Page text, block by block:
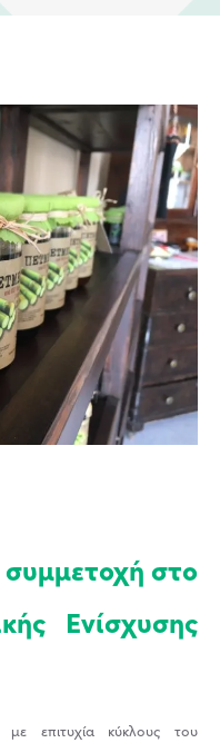
στο
Ενίσχυσης
επιτυχία κύκλους του